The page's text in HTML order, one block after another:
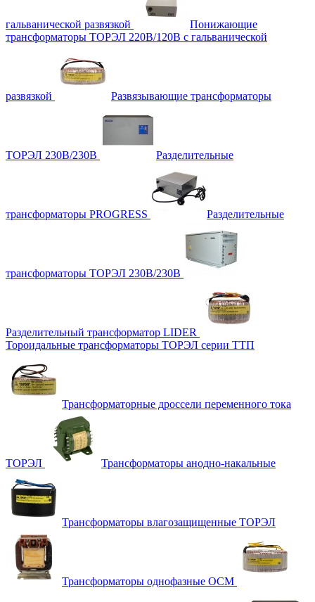
гальванической развязкой
Понижающие
трансформаторы ТОРЭЛ 220В/120В с гальванической
развязкой Развязывающие трансформаторы
ТОРЭЛ 230В/230В Разделительные
трансформаторы PROGRESS Разделительные
трансформаторы ТОРЭЛ 230В/230В
Разделительный трансформатор LIDER
Тороидальные трансформаторы ТОРЭЛ серии ТТП
Трансформаторные дроссели переменного тока
ТОРЭЛ Трансформаторы анодно-накальные
Трансформаторы влагозащищенные ТОРЭЛ
Трансформаторы однофазные ОСМ